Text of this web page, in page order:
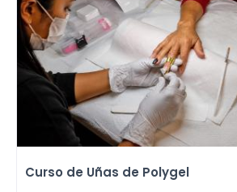
Curso de Uñas de Polygel